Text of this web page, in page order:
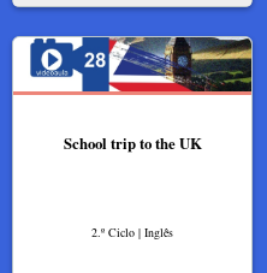
School trip to the UK
2.º Ciclo | Inglês